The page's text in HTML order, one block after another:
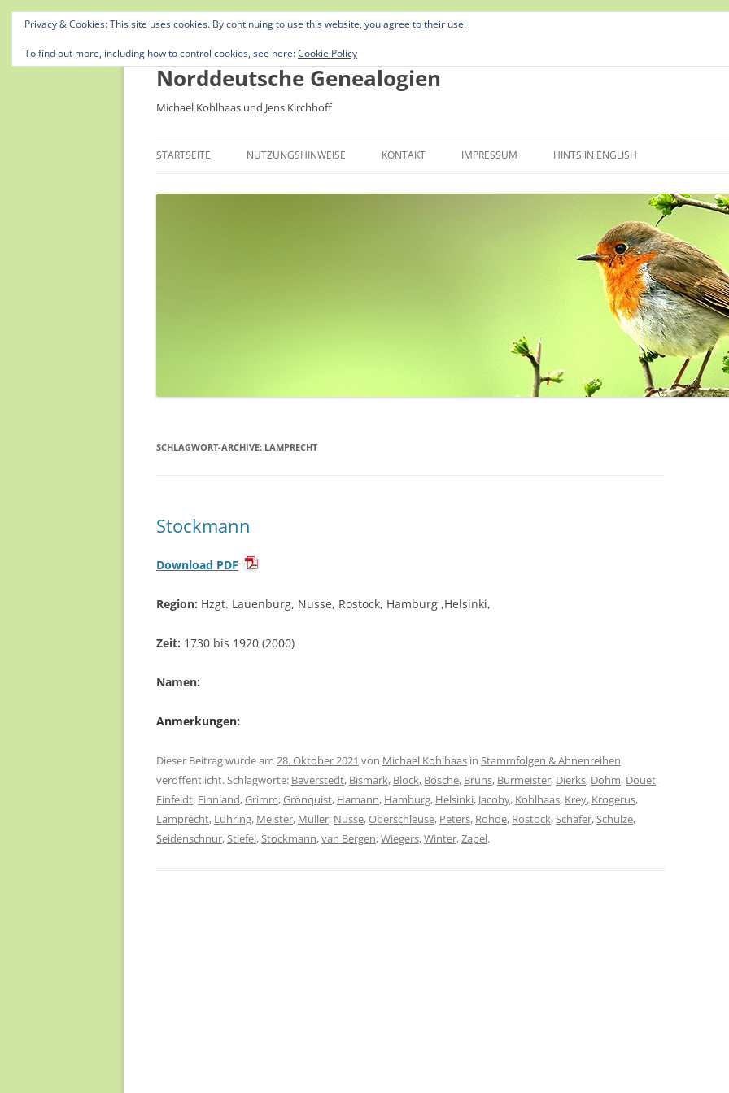
Norddeutsche Genealogien
Michael Kohlhaas und Jens Kirchhoff
Inhalt
STARTSEITE NUTZUNGSHINWEISE KONTAKT IMPRESSUM HINTS IN ENGLISH
SCHLAGWORT-ARCHIVE: LAMPRECHT
Stockmann
Download PDF
Region: Hzgt. Lauenburg, Nusse, Rostock, Hamburg ,Helsinki,
Zeit: 1730 bis 1920 (2000)
Namen:
Anmerkungen:
Dieser Beitrag wurde am 28. Oktober 2021 von Michael Kohlhaas in Stammfolgen & Ahnenreihen
veröffentlicht. Schlagworte: Beverstedt, Bismark, Block, Bösche, Bruns, Burmeister, Dierks, Dohm, Douet,
Einfeldt, Finnland,Grimm,Grönquist, Hamann, Hamburg, Helsinki, Jacoby, Kohlhaas, Krey, Krogerus,
Lamprecht, Lühring, Meister, Müller, Nusse,Oberschleuse, Peters, Rohde, Rostock,Schäfer,Schulze,
Seidenschnur,Stiefel,Stockmann,van Bergen,Wiegers,Winter,Zapel.
Privacy & Cookies: This site uses cookies. By continuing to use this website, you agree to their use.
To find out more, including how to control cookies, see here:Cookie Policy